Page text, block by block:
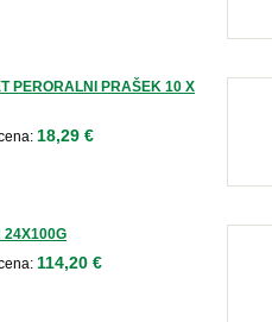
PERORALNI PRAŠEK 10 X
18,29 €
24X100G
114,20 €